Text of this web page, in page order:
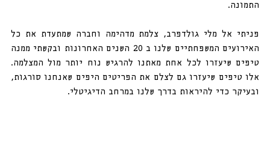
התמונה.
ובעיקר כדי להיראות בדרך שלנו במרחב הדיגיטלי.